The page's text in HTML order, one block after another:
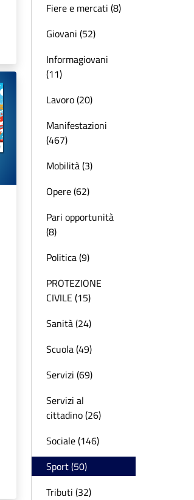
Fiere e mercati (8)
Giovani (52)
Informagiovani
(11)
Lavoro (20)
Manifestazioni
(467)
Mobilità (3)
Opere (62)
Pari opportunità
(8)
Politica (9)
PROTEZIONE
CIVILE (15)
Sanità (24)
Scuola (49)
Servizi (69)
Servizi al
cittadino (26)
Sociale (146)
Sport (50)
Tributi (32)